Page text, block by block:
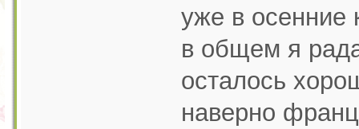
уже в осенние
в общем я
осталось
наверно